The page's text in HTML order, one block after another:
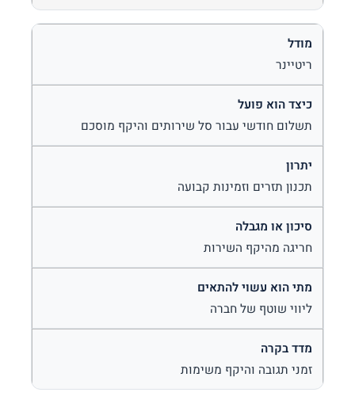
ריטיינר
תשלום חודשי עבור סל שירותים והיקף מוסכם
תכנון תזרים וזמינות קבועה
חריגה מהיקף השירות
ליווי שוטף של חברה
זמני תגובה והיקף משימות